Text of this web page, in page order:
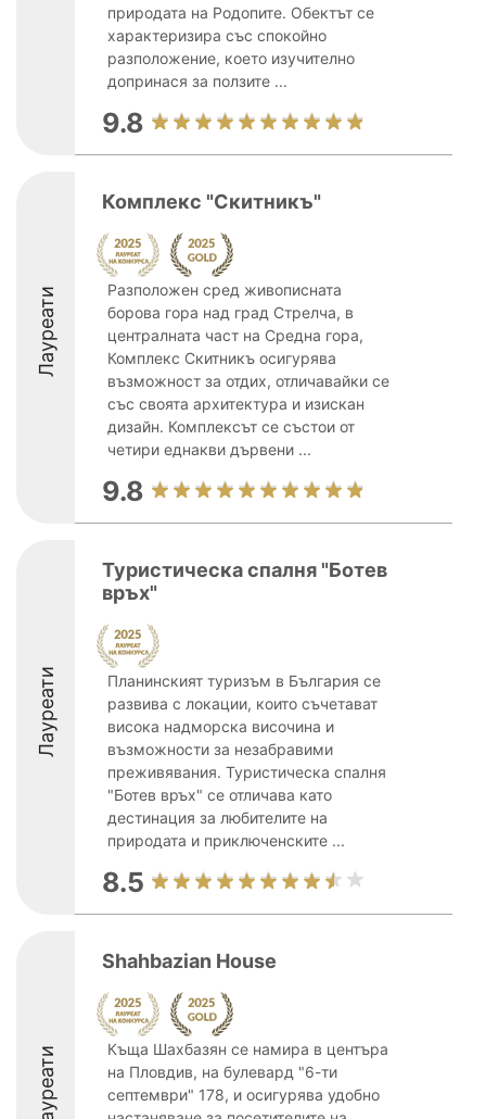
природата на Родопите. Обектът се
характеризира със спокойно
разположение, което изучително
допринася за ползите ...
9.8
Лауреати
Комплекс "Скитникъ"
Разположен сред живописната
борова гора над град Стрелча, в
централната част на Средна гора,
Комплекс Скитникъ осигурява
възможност за отдих, отличавайки се
със своята архитектура и изискан
дизайн. Комплексът се състои от
четири еднакви дървени ...
9.8
Лауреати
Туристическа спалня "Ботев
връх"
Планинският туризъм в България се
развива с локации, които съчетават
висока надморска височина и
възможности за незабравими
преживявания. Туристическа спалня
"Ботев връх" се отличава като
дестинация за любителите на
природата и приключенските ...
8.5
Лауреати
Shahbazian House
Къща Шахбазян се намира в центъра
на Пловдив, на булевард "6-ти
септември" 178, и осигурява удобно